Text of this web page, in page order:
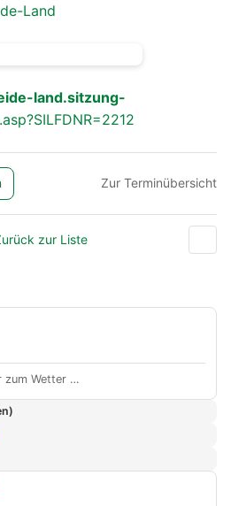
Land
land.sitzung-
Zur Terminübersicht
zur Liste
zum Wetter …